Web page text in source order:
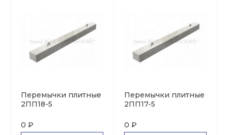
Перемычки плитные
2ПП18-5
0 ₽
Перемычки плитные
2ПП17-5
0 ₽